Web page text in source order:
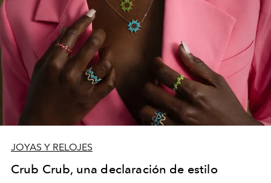
JOYAS Y RELOJES
Crub Crub, una declaración de estilo